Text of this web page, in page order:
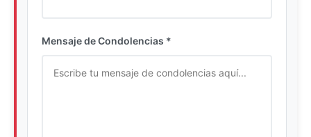
Mensaje de Condolencias *